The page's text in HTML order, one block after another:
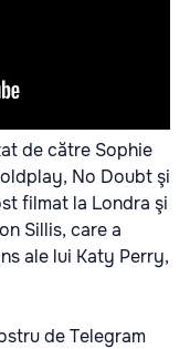
de către Sophie
No Doubt şi
filmat la Londra şi
Sillis, care a
ale lui Katy Perry,
de Telegram